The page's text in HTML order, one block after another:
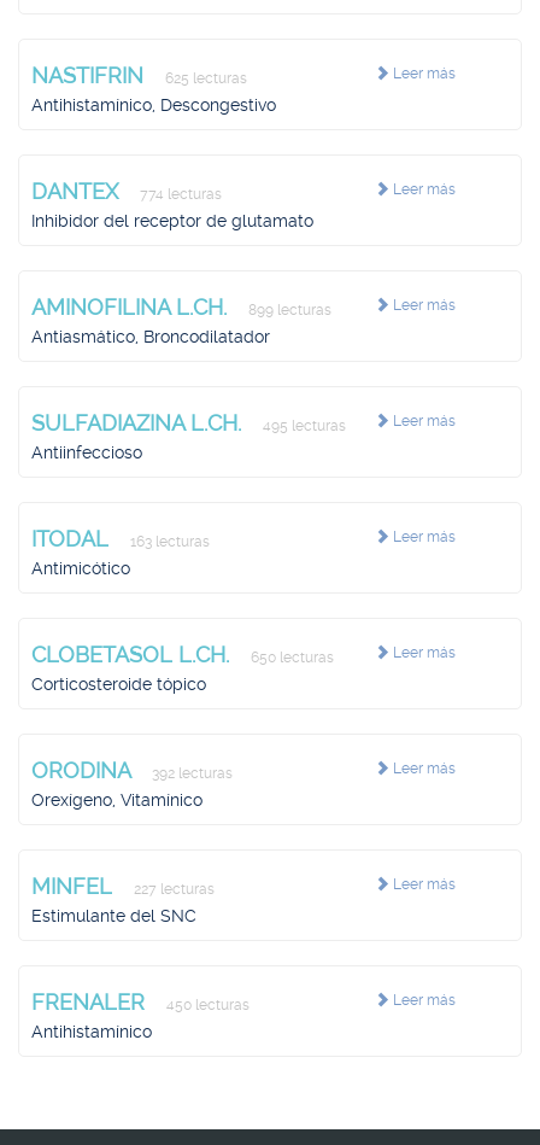
Leer más
NASTIFRIN 625 lecturas
Antihistamínico, Descongestivo
Leer más
DANTEX 774 lecturas
Inhibidor del receptor de glutamato
Leer más
AMINOFILINA L.CH. 899 lecturas
Antiasmático, Broncodilatador
Leer más
SULFADIAZINA L.CH. 495 lecturas
Antiinfeccioso
Leer más
ITODAL 163 lecturas
Antimicótico
Leer más
CLOBETASOL L.CH. 650 lecturas
Corticosteroide tópico
Leer más
ORODINA 392 lecturas
Orexígeno, Vitamínico
Leer más
MINFEL 227 lecturas
Estimulante del SNC
Leer más
FRENALER 450 lecturas
Antihistamínico